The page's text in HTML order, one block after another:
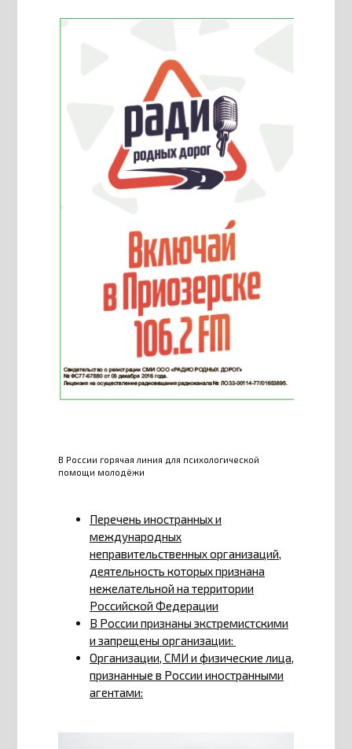
В России горячая линия для психологической
помощи молодёжи
Перечень иностранных и
международных
неправительственных организаций,
деятельность которых признана
нежелательной на территории
Российской Федерации
В России признаны экстремистскими
и запрещены организации:
Организации, СМИ и физические лица,
признанные в России иностранными
агентами: